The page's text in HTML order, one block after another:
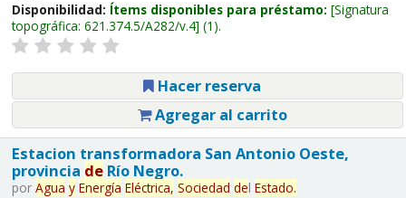
Disponibilidad: Ítems disponibles para préstamo: Signatura
topográfica: 621.374.5/A282/v.4 (1).
Hacer reserva
Agregar al carrito
Estacion transformadora San Antonio Oeste,
provincia deRío Negro.
por Agua y Energía Eléctrica, Sociedad del Estado.